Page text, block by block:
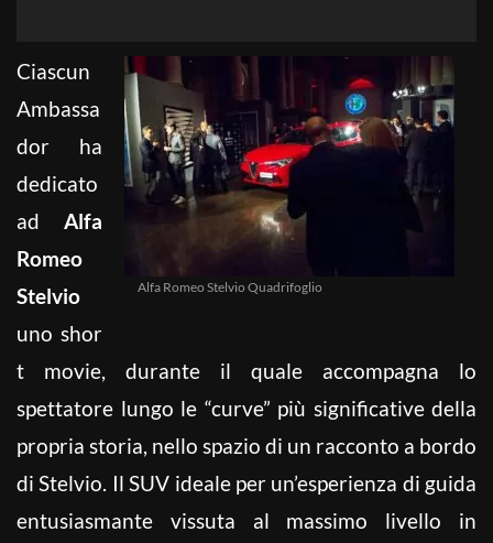
Alfa Romeo Stelvio Quadrifoglio
Ciascun
Ambassa
dor ha
dedicato
ad Alfa
Romeo
Stelvio
uno shor
t movie, durante il quale accompagna lo
spettatore lungo le “curve” più significative della
propria storia, nello spazio di un racconto a bordo
di Stelvio. Il SUV ideale per un’esperienza di guida
entusiasmante vissuta al massimo livello in